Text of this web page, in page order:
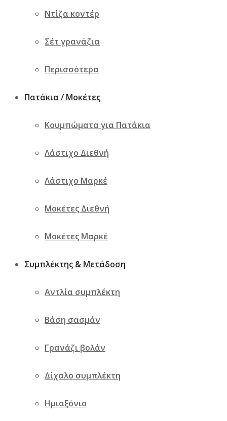
Ντίζα κοντέρ
Σέτ γρανάζια
Περισσότερα
Πατάκια / Μοκέτες
Κουμπώματα για Πατάκια
Λάστιχο Διεθνή
Λάστιχο Μαρκέ
Μοκέτες Διεθνή
Μοκέτες Μαρκέ
Συμπλέκτης & Μετάδοση
Αντλία συμπλέκτη
Βάση σασμάν
Γρανάζι βολάν
Δίχαλο συμπλέκτη
Ημιαξόνιο